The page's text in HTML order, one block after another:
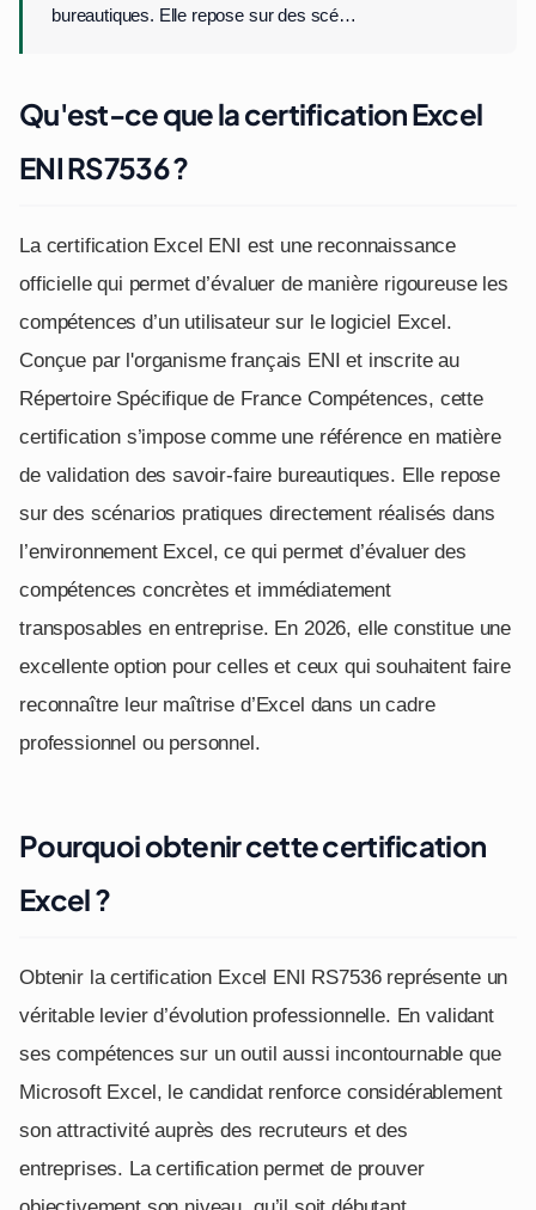
bureautiques. Elle repose sur des scé…
Qu'est-ce que la certification Excel
ENI RS7536 ?
La certification Excel ENI est une reconnaissance
officielle qui permet d’évaluer de manière rigoureuse les
compétences d’un utilisateur sur le logiciel Excel.
Conçue par l'organisme français ENI et inscrite au
Répertoire Spécifique de France Compétences, cette
certification s’impose comme une référence en matière
de validation des savoir-faire bureautiques. Elle repose
sur des scénarios pratiques directement réalisés dans
l’environnement Excel, ce qui permet d’évaluer des
compétences concrètes et immédiatement
transposables en entreprise. En 2026, elle constitue une
excellente option pour celles et ceux qui souhaitent faire
reconnaître leur maîtrise d’Excel dans un cadre
professionnel ou personnel.
Pourquoi obtenir cette certification
Excel ?
Obtenir la certification Excel ENI RS7536 représente un
véritable levier d’évolution professionnelle. En validant
ses compétences sur un outil aussi incontournable que
Microsoft Excel, le candidat renforce considérablement
son attractivité auprès des recruteurs et des
entreprises. La certification permet de prouver